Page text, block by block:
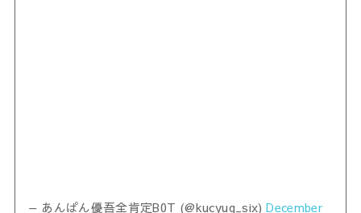
— あんぱん優吾全肯定B0T (@kucyug_six)December